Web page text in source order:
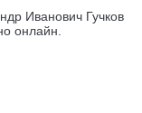
Иванович Гучков
онлайн.